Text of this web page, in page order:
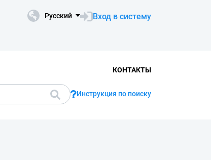
Русский Вход в систему
КОНТАКТЫ
Инструкция по поиску